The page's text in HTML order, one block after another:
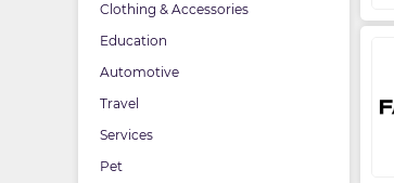
Clothing & Accessories
Education
Automotive
Travel
Services
Pet